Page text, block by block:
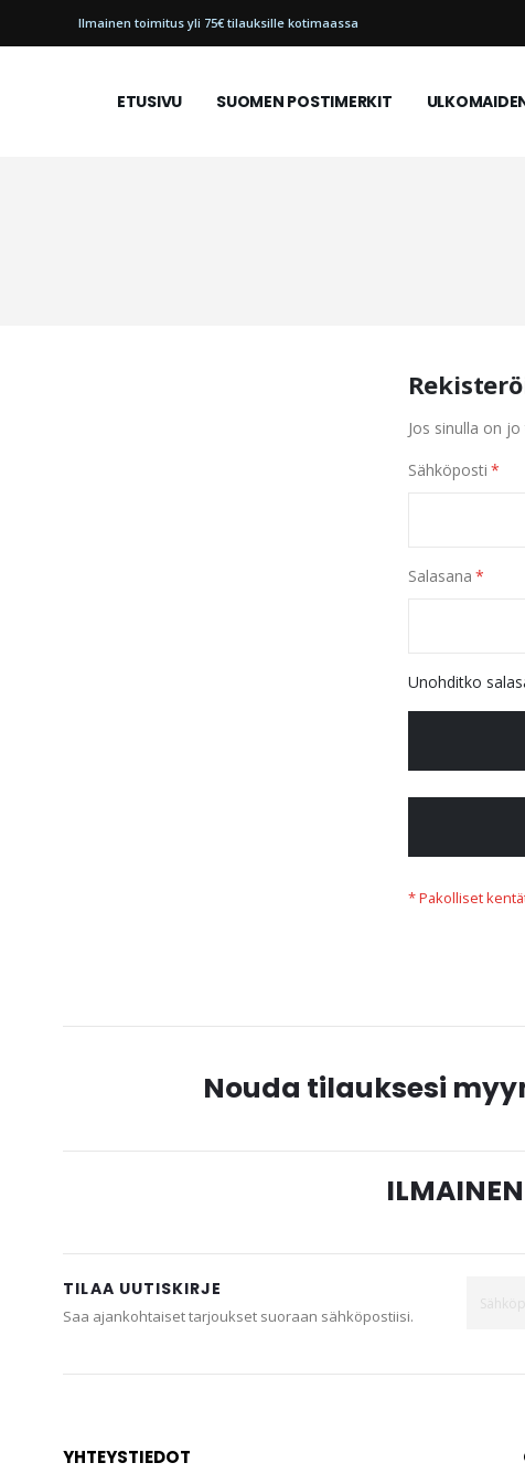
Ilmainen toimitus yli 75€ tilauksille kotimaassa
ETUSIVU SUOMEN POSTIMERKIT
Jos sinulla on
Sähköposti
Salasana
Unohditko
Nouda tilauksesi
TILAA UUTISKIRJE
Saa ajankohtaiset tarjoukset suoraan sähköpostiisi.
YHTEYSTIEDOT